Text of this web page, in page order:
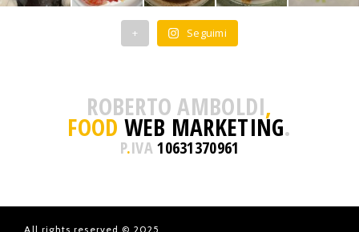
+ Seguimi
ROBERTO AMBOLDI,
FOOD WEB MARKETING.
P.IVA10631370961
All rights reserved © 2025